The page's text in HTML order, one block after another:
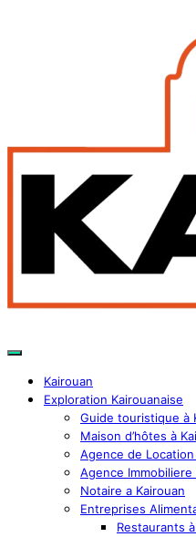
Kairouan
Exploration Kairouanaise
Guide touristique à
Maison d’hôtes à
Agence de
Agence Immobiliere
Notaire a Kairouan
Entreprises
Restaurants